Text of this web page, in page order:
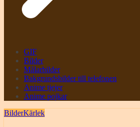
GIF
Bilder
Målarbilder
Bakgrundsbilder till telefonen
Anime tjejer
Anime pojkar
BilderKärlek